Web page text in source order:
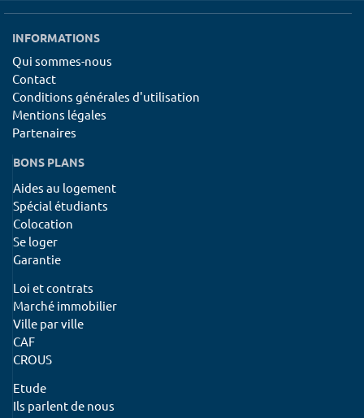
INFORMATIONS
Qui sommes-nous
Contact
Conditions générales d'utilisation
Mentions légales
Partenaires
BONS PLANS
Aides au logement
Spécial étudiants
Colocation
Se loger
Garantie
Loi et contrats
Marché immobilier
Ville par ville
CAF
CROUS
Etude
Ils parlent de nous